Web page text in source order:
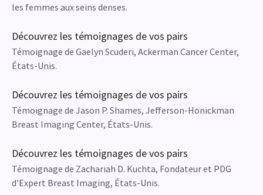
les femmes aux seins denses.
Découvrez les témoignages de vos pairs
Témoignage de Gaelyn Scuderi, Ackerman Cancer Center,
États-Unis.
Découvrez les témoignages de vos pairs
Témoignage de Jason P. Shames, Jefferson-Honickman
Breast Imaging Center, États-Unis.
Découvrez les témoignages de vos pairs
Témoignage de Zachariah D. Kuchta, Fondateur et PDG
d'Expert Breast Imaging, États-Unis.